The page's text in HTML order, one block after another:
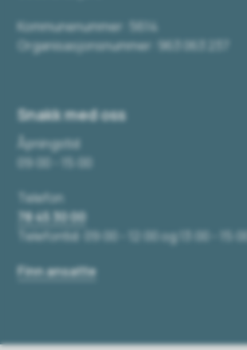
Kommunenummer: 5614
Organisasjonsnummer: 963 063 237
Snakk med oss
Åpningstid
09:00 - 15:00
Telefon
78 45 30 00
Telefontid: 09:00 - 12:00 og 13:00 - 15:00
Finn ansatte